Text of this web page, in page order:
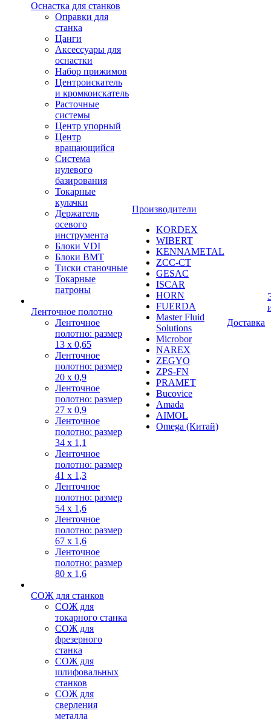
Оснастка для станков
Оправки для
станка
Цанги
Аксессуары для
оснастки
Набор прижимов
Центроискатель
и кромкоискатель
Расточные
системы
Центр упорный
Центр
вращающийся
Система
нулевого
базирования
Токарные
кулачки
Держатель
осевого
инструмента
Блоки VDI
Блоки BMT
Тиски станочные
Токарные
патроны
Ленточное полотно
Ленточное
полотно: размер
13 х 0,65
Ленточное
полотно: размер
20 х 0,9
Ленточное
полотно: размер
27 х 0,9
Ленточное
полотно: размер
34 х 1,1
Ленточное
полотно: размер
41 х 1,3
Ленточное
полотно: размер
54 х 1,6
Ленточное
полотно: размер
67 х 1,6
Ленточное
полотно: размер
80 х 1,6
СОЖ для станков
СОЖ для
токарного станка
СОЖ для
фрезерного
станка
СОЖ для
шлифовальных
станков
СОЖ для
сверления
металла
Производители
KORDEX
WIBERT
KENNAMETAL
ZCC-CT
GESAC
ISCAR
HORN
FUERDA
Master Fluid
Solutions
Microbor
NAREX
ZEGYO
ZPS-FN
PRAMET
Bucovice
Amada
AIMOL
Omega (Китай)
Доставка